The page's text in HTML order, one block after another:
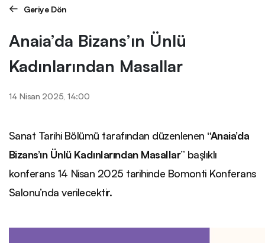
Geriye Dön
Anaia’da Bizans’ın Ünlü
Kadınlarından Masallar
14 Nisan 2025, 14:00
Sanat Tarihi Bölümü tarafından düzenlenen “Anaia’da
Bizans’ın Ünlü Kadınlarından Masallar” başlıklı
konferans 14 Nisan 2025 tarihinde Bomonti Konferans
Salonu’nda verilecektir.